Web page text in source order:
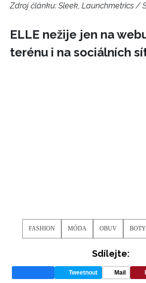
Zdroj článku: Sleek, Launchmetrics /
ELLE nežije jen na
terénu i na sociálních
FASHION MÓDA OBUV BOTY
Sdílejte:
Tweetnout Mail